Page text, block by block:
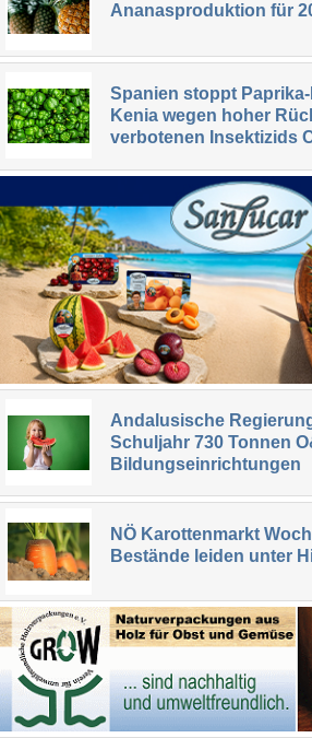
Ananasproduktion für
Spanien stoppt
Kenia wegen hoher
verbotenen Insektizids
Andalusische
Schuljahr 730 Tonnen
Bildungseinrichtungen
NÖ Karottenmarkt
Bestände leiden unter